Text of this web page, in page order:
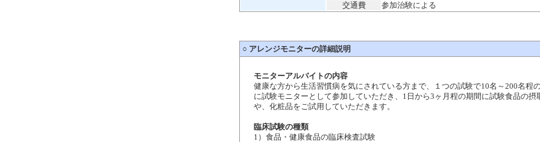
交通費
参加治験による
○ アレンジモニターの詳細説明
モニターアルバイトの内容
健康な方から生活習慣病を気にされている方まで、１つの試験で10名～200名程
に試験モニターとして参加していただき、1日から3ヶ月程の期間に試験食品の摂
や、化粧品をご試用していただきます。
臨床試験の種類
1）食品・健康食品の臨床検査試験